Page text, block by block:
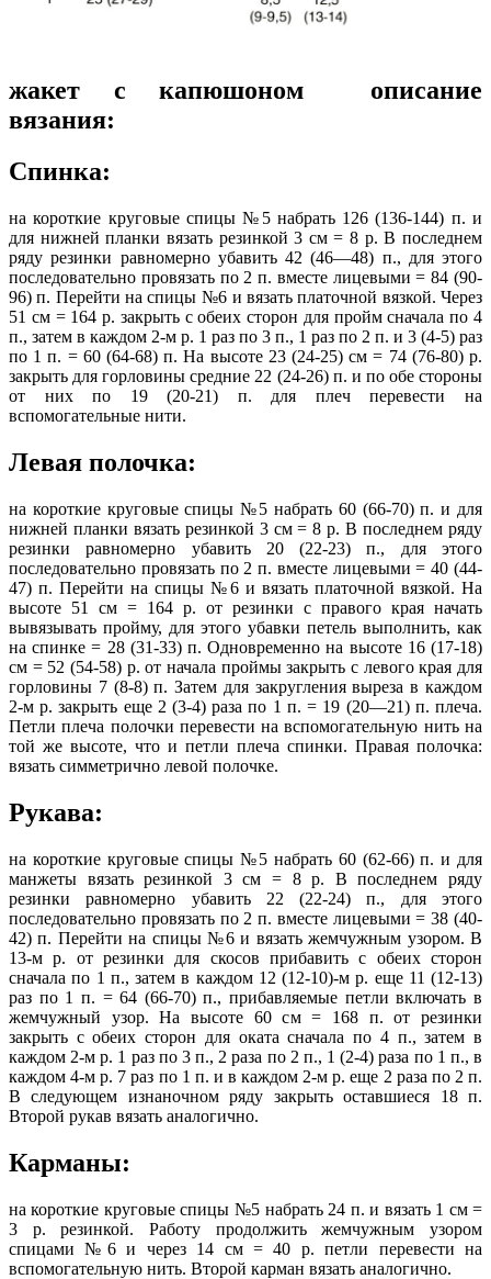
жакет с капюшоном описание
вязания:
Спинка:
на короткие круговые спицы №5 набрать 126 (136-144) п. и
для нижней планки вязать резинкой 3 см = 8 р. В последнем
ряду резинки равномерно убавить 42 (46—48) п., для этого
последовательно провязать по 2 п. вместе лицевыми = 84 (90-
96) п. Перейти на спицы №6 и вязать платочной вязкой. Через
51 см = 164 р. закрыть с обеих сторон для пройм сначала по 4
п., затем в каждом 2-м р. 1 раз по 3 п., 1 раз по 2 п. и 3 (4-5) раз
по 1 п. = 60 (64-68) п. На высоте 23 (24-25) см = 74 (76-80) р.
закрыть для горловины средние 22 (24-26) п. и по обе стороны
от них по 19 (20-21) п. для плеч перевести на
вспомогательные нити.
Левая полочка:
на короткие круговые спицы №5 набрать 60 (66-70) п. и для
нижней планки вязать резинкой 3 см = 8 р. В последнем ряду
резинки равномерно убавить 20 (22-23) п., для этого
последовательно провязать по 2 п. вместе лицевыми = 40 (44-
47) п. Перейти на спицы №6 и вязать платочной вязкой. На
высоте 51 см = 164 р. от резинки с правого края начать
вывязывать пройму, для этого убавки петель выполнить, как
на спинке = 28 (31-33) п. Одновременно на высоте 16 (17-18)
см = 52 (54-58) р. от начала проймы закрыть с левого края для
горловины 7 (8-8) п. Затем для закругления выреза в каждом
2-м р. закрыть еще 2 (3-4) раза по 1 п. = 19 (20—21) п. плеча.
Петли плеча полочки перевести на вспомогательную нить на
той же высоте, что и петли плеча спинки. Правая полочка:
вязать симметрично левой полочке.
Рукава:
на короткие круговые спицы №5 набрать 60 (62-66) п. и для
манжеты вязать резинкой 3 см = 8 р. В последнем ряду
резинки равномерно убавить 22 (22-24) п., для этого
последовательно провязать по 2 п. вместе лицевыми = 38 (40-
42) п. Перейти на спицы №6 и вязать жемчужным узором. В
13-м р. от резинки для скосов прибавить с обеих сторон
сначала по 1 п., затем в каждом 12 (12-10)-м р. еще 11 (12-13)
раз по 1 п. = 64 (66-70) п., прибавляемые петли включать в
жемчужный узор. На высоте 60 см = 168 п. от резинки
закрыть с обеих сторон для оката сначала по 4 п., затем в
каждом 2-м р. 1 раз по 3 п., 2 раза по 2 п., 1 (2-4) раза по 1 п., в
каждом 4-м р. 7 раз по 1 п. и в каждом 2-м р. еще 2 раза по 2 п.
В следующем изнаночном ряду закрыть оставшиеся 18 п.
Второй рукав вязать аналогично.
Карманы:
на короткие круговые спицы №5 набрать 24 п. и вязать 1 см =
3 р. резинкой. Работу продолжить жемчужным узором
спицами №6 и через 14 см = 40 р. петли перевести на
вспомогательную нить. Второй карман вязать аналогично.